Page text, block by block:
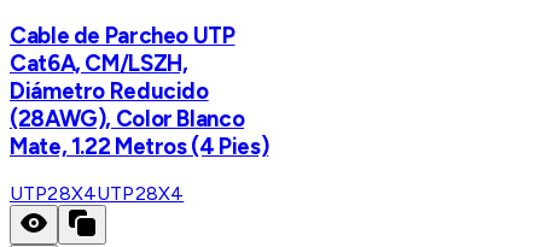
Cable de Parcheo UTP
Cat6A, CM/LSZH,
Diámetro Reducido
(28AWG), Color Blanco
Mate, 1.22 Metros (4 Pies)
UTP28X4UTP28X4